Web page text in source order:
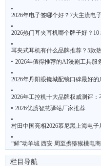
2026年电子签哪个好？7大主流电
2026热门耳夹耳机哪个牌子好？
耳夹式耳机有什么品牌推荐？5款
2026年值得推荐的AI漫剧工具服
2026年丹阳眼镜城配镜口碑最好
2026年工控机十大品牌权威测评
2026优质智慧驿站厂家推荐
村田中国亮相2026慕尼黑上海电
“鲜”动羊城 西安 周至携猕猴桃电
栏目导航